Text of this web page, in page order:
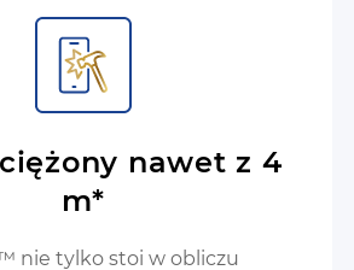
nawet z 4
m*
nie tylko stoi w obliczu